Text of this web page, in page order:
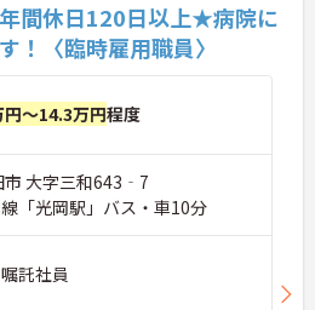
年間休日120日以上★病院に
！〈臨時雇用職員〉
円～14.3万円程度
市 大字三和643‐7
「光岡駅」バス・車10分
託社員